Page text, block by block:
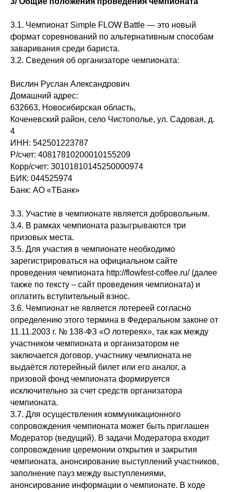
3.1. Чемпионат Simple FLOW Battle — это новый
формат соревнований по альтернативным способам
заваривания среди бариста.
3.2. Сведения об организаторе чемпионата:
Вислин Руслан Александрович
Домашний адрес:
632663, Новосибирская область,
Коченевский район, село Чистополье, ул. Садовая, д.
4
ИНН: 542501223787
Р/счет: 40817810200010155209
Корр/счет: 30101810145250000974
БИК: 044525974
Банк: АО «ТБанк»
3.3. Участие в чемпионате является добровольным.
3.4. В рамках чемпионата разыгрываются три
призовых места.
3.5. Для участия в чемпионате необходимо
зарегистрироваться на официальном сайте
проведения чемпионата http://flowfest-coffee.ru/ (далее
также по тексту – сайт проведения чемпионата) и
оплатить вступительный взнос.
3.6. Чемпионат не является лотереей согласно
определению этого термина в Федеральном законе от
11.11.2003 г. № 138-ФЗ «О лотереях», так как между
участником чемпионата и организатором не
заключается договор, участнику чемпионата не
выдаётся лотерейный билет или его аналог, а
призовой фонд чемпионата формируется
исключительно за счет средств организатора
чемпионата.
3.7. Для осуществления коммуникационного
сопровождения чемпионата может быть приглашен
Модератор (ведущий). В задачи Модератора входит
сопровождение церемонии открытия и закрытия
чемпионата, анонсирование выступлений участников,
заполнение пауз между выступлениями,
анонсирование информации о чемпионате. В ходе